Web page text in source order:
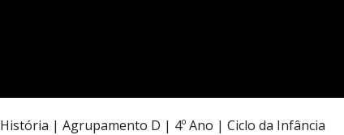
História | Agrupamento D | 4º Ano | Ciclo da Infância